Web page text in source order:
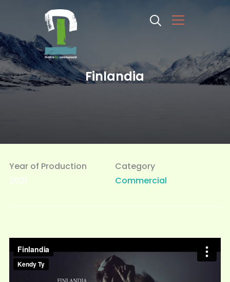
Info
Finlandia
Year of Production
2021
Category
Commercial